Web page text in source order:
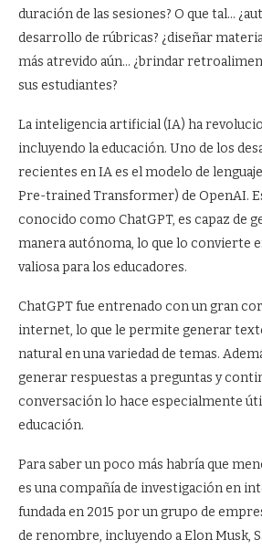
duración de las sesiones? O que tal…
desarrollo de rúbricas? ¿diseñar
más atrevido aún… ¿brindar
sus estudiantes?
La inteligencia artificial (IA) ha
incluyendo la educación. Uno de los
recientes en IA es el modelo de
Pre-trained Transformer) de OpenAI.
conocido como ChatGPT, es capaz de
manera autónoma, lo que lo convierte
valiosa para los educadores.
ChatGPT fue entrenado con un gran
internet, lo que le permite generar
natural en una variedad de temas.
generar respuestas a preguntas y
conversación lo hace especialmente
educación.
Para saber un poco más habría que
es una compañía de investigación en
fundada en 2015 por un grupo de
de renombre, incluyendo a Elon Musk,